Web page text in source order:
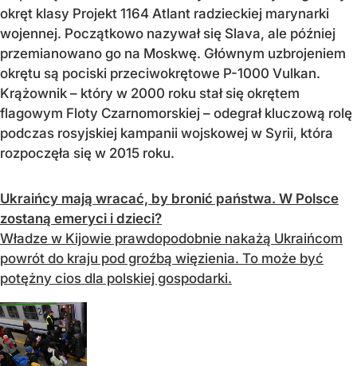
okręt klasy Projekt 1164 Atlant radzieckiej marynarki
wojennej. Początkowo nazywał się Slava, ale później
przemianowano go na Moskwę. Głównym uzbrojeniem
okrętu są pociski przeciwokrętowe P-1000 Vulkan.
Krążownik – który w 2000 roku stał się okrętem
flagowym Floty Czarnomorskiej – odegrał kluczową rolę
podczas rosyjskiej kampanii wojskowej w Syrii, która
rozpoczęła się w 2015 roku.
Ukraińcy mają wracać, by bronić państwa. W Polsce
zostaną emeryci i dzieci?
Władze w Kijowie prawdopodobnie nakażą Ukraińcom
powrót do kraju pod groźbą więzienia. To może być
potężny cios dla polskiej gospodarki.